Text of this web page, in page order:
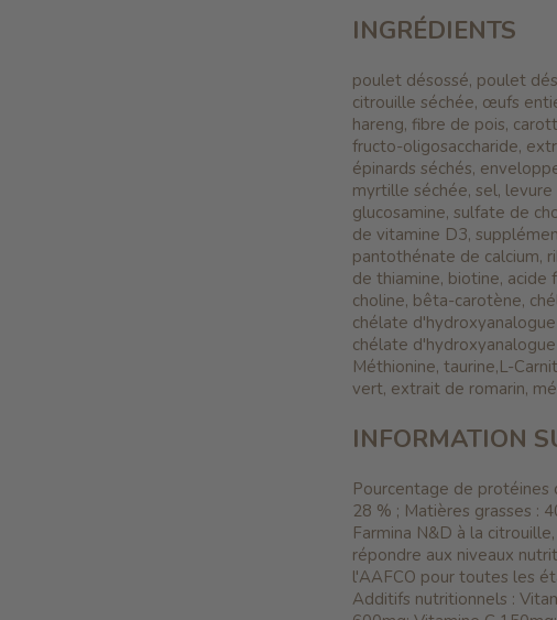
INGRÉDIENTS
poulet désossé, poulet
citrouille séchée, œufs
hareng, fibre de pois,
fructo-oligosaccharide,
épinards séchés,
myrtille séchée, sel,
glucosamine, sulfate de
de vitamine D3,
pantothénate de calcium,
de thiamine, biotine,
choline, bêta-carotène,
chélate
chélate
Méthionine, taurine,L-
vert, extrait de romarin,
INFORMATION
Pourcentage de protéines
28 % ; Matières grasses :
Farmina N&D à la
répondre aux niveaux
l'AAFCO pour toutes les
Additifs nutritionnels :